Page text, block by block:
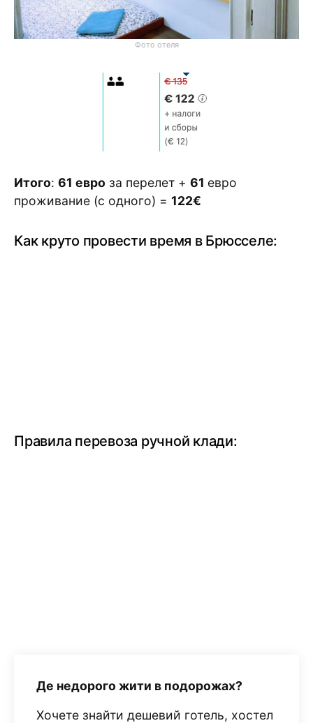
Фото отеля
Итого: 61 евро за перелет + 61 евро
проживание (с одного) = 122€
Как круто провести время в Брюсселе:
Правила перевоза ручной клади:
Де недорого жити в подорожах?
Хочете знайти дешевий готель, хостел